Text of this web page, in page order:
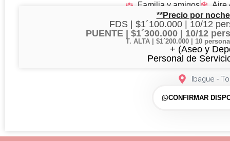
Familia y amigos
Aire
**Precio por
FDS | $1´100.000 | 10/12
PUENTE | $1´300.000 | 10/12
T. ALTA | $1´200.000 | 10
+ (Aseo y
Personal de
Ibague -
CONFIRMAR